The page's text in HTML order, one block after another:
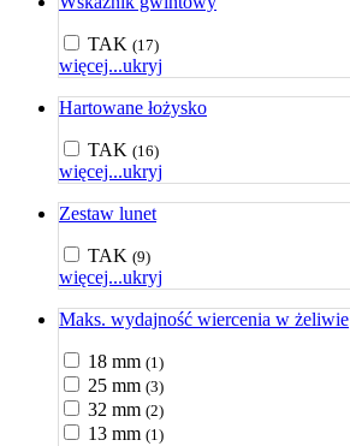
TAK (17)
więcej...ukryj
Hartowane łożysko
TAK (16)
więcej...ukryj
Zestaw lunet
TAK (9)
więcej...ukryj
Maks. wydajność wiercenia w żeliwie
18 mm (1)
25 mm (3)
32 mm (2)
13 mm (1)